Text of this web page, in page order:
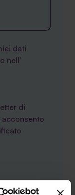
dati
nell'
di
acconsento